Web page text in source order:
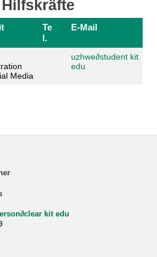
Te
l.
E-Mail
Media
uzhwe∂student kit
edu
∂clear kit edu